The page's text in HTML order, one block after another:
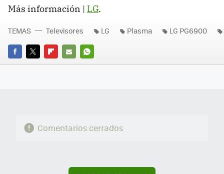
Más información | LG.
FACEBOOK
TWITTERFLIPBOARD
E-
WHATSAPP
TEMAS Televisores LG Plasma LG PG6900
Comentarios cerrados